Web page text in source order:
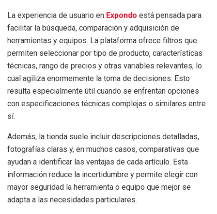
La experiencia de usuario en Expondo está pensada para
facilitar la búsqueda, comparación y adquisición de
herramientas y equipos. La plataforma ofrece filtros que
permiten seleccionar por tipo de producto, características
técnicas, rango de precios y otras variables relevantes, lo
cual agiliza enormemente la toma de decisiones. Esto
resulta especialmente útil cuando se enfrentan opciones
con especificaciones técnicas complejas o similares entre
sí.
Además, la tienda suele incluir descripciones detalladas,
fotografías claras y, en muchos casos, comparativas que
ayudan a identificar las ventajas de cada artículo. Esta
información reduce la incertidumbre y permite elegir con
mayor seguridad la herramienta o equipo que mejor se
adapta a las necesidades particulares.